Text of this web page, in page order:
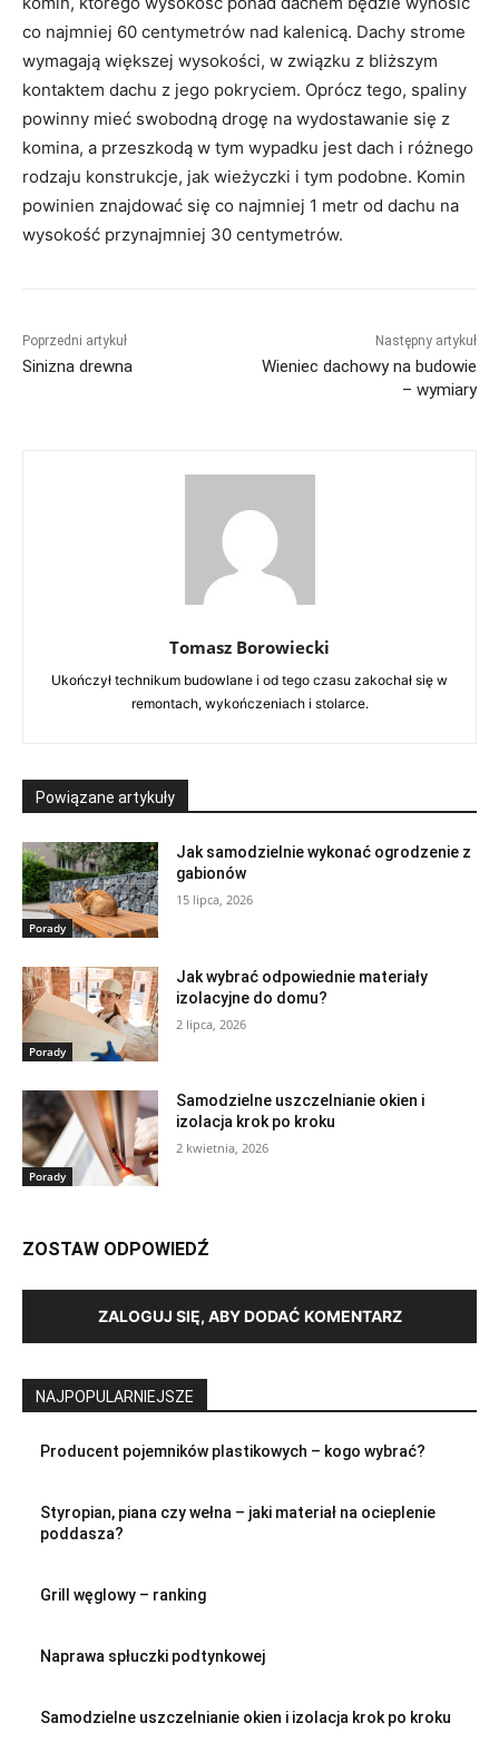
co najmniej 60 centymetrów nad kalenicą. Dachy strome
wymagają większej wysokości, w związku z bliższym
kontaktem dachu z jego pokryciem. Oprócz tego, spaliny
powinny mieć swobodną drogę na wydostawanie się z
komina, a przeszkodą w tym wypadku jest dach i różnego
rodzaju konstrukcje, jak wieżyczki i tym podobne. Komin
powinien znajdować się co najmniej 1 metr od dachu na
wysokość przynajmniej 30 centymetrów.
Poprzedni artykuł
Sinizna drewna
Następny artykuł
Wieniec dachowy na budowie
– wymiary
Tomasz Borowiecki
Ukończył technikum budowlane i od tego czasu zakochał się w
remontach, wykończeniach i stolarce.
Powiązane artykuły
Porady
Jak samodzielnie wykonać ogrodzenie z
gabionów
15 lipca, 2026
Porady
Jak wybrać odpowiednie materiały
izolacyjne do domu?
2 lipca, 2026
Porady
Samodzielne uszczelnianie okien i
izolacja krok po kroku
2 kwietnia, 2026
ZOSTAW ODPOWIEDŹ
ZALOGUJ SIĘ, ABY DODAĆ KOMENTARZ
NAJPOPULARNIEJSZE
Producent pojemników plastikowych – kogo wybrać?
Styropian, piana czy wełna – jaki materiał na ocieplenie
poddasza?
Grill węglowy – ranking
Naprawa spłuczki podtynkowej
Samodzielne uszczelnianie okien i izolacja krok po kroku